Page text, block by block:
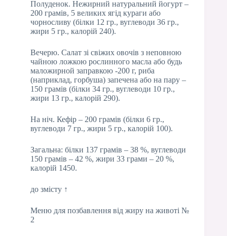
Полуденок. Нежирний натуральний йогурт –
200 грамів, 5 великих ягід кураги або
чорносливу (білки 12 гр., вуглеводи 36 гр.,
жири 5 гр., калорій 240).
Вечерю. Салат зі свіжих овочів з неповною
чайною ложкою рослинного масла або будь
маложирной заправкою -200 г, риба
(наприклад, горбуша) запечена або на пару –
150 грамів (білки 34 гр., вуглеводи 10 гр.,
жири 13 гр., калорій 290).
На ніч. Кефір – 200 грамів (білки 6 гр.,
вуглеводи 7 гр., жири 5 гр., калорій 100).
Загальна: білки 137 грамів – 38 %, вуглеводи
150 грамів – 42 %, жири 33 грами – 20 %,
калорій 1450.
до змісту ↑
Меню для позбавлення від жиру на животі №
2